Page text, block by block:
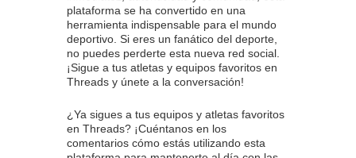
plataforma se ha convertido en una
herramienta indispensable para el mundo
deportivo. Si eres un fanático del deporte,
no puedes perderte esta nueva red social.
¡Sigue a tus atletas y equipos favoritos en
Threads y únete a la conversación!
¿Ya sigues a tus equipos y atletas favoritos
en Threads? ¡Cuéntanos en los
comentarios cómo estás utilizando esta